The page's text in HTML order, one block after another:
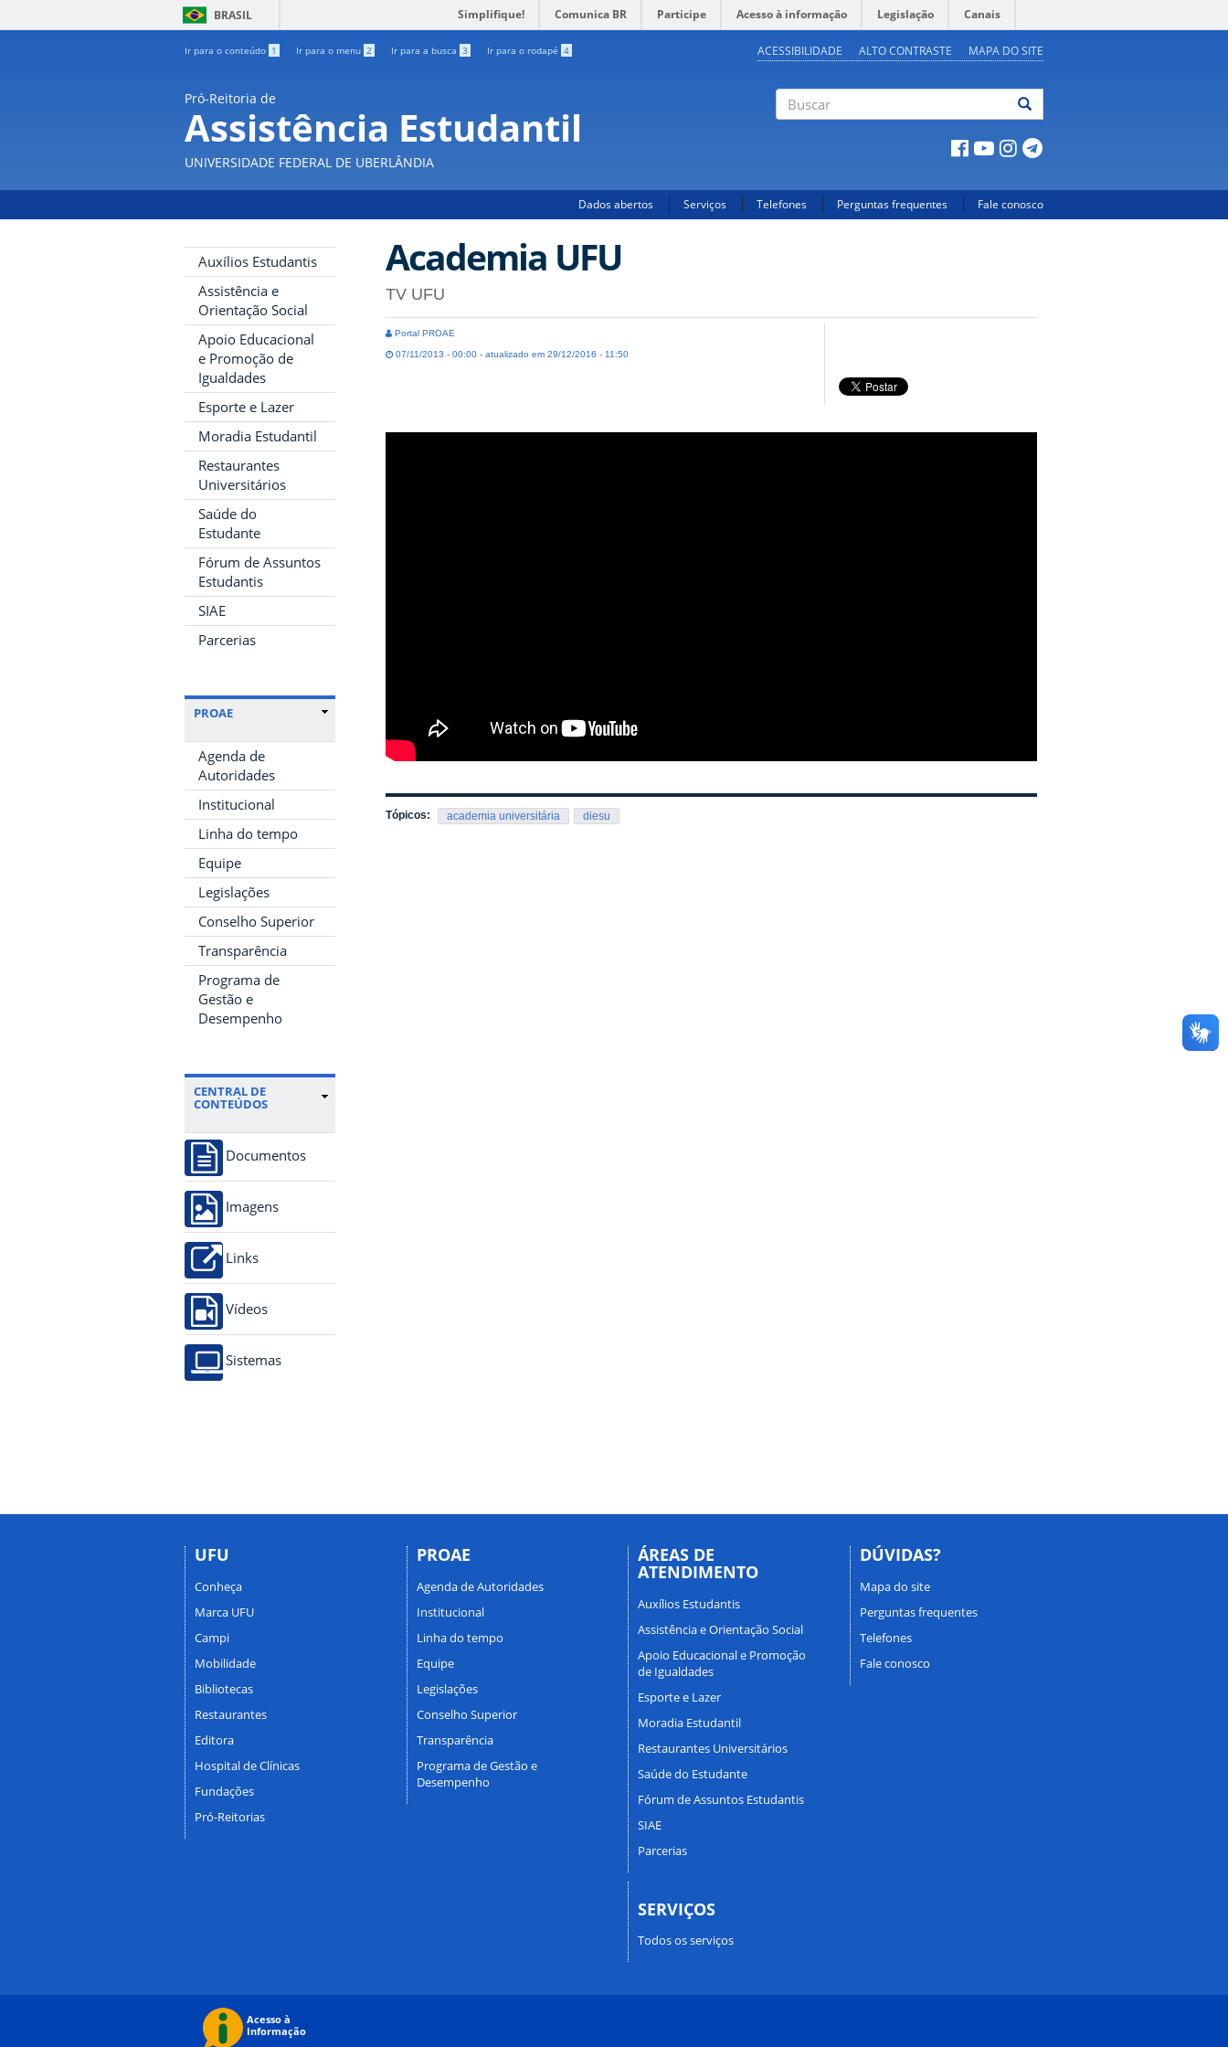
BRASIL Simplifique! Comunica BR Participe Acesso à informação Legislação Canais
Ir para o conteúdo 1 Ir para o menu 2 Ir para a busca 3 Ir para o rodapé 4 ACESSIBILIDADE ALTO CONTRASTE MAPA DO SITE
Pró-Reitoria de
Assistência Estudantil
UNIVERSIDADE FEDERAL DE UBERLÂNDIA
Dados abertos Serviços Telefones Perguntas frequentes Fale conosco
Auxílios Estudantis
Assistência e
Orientação Social
Apoio Educacional
e Promoção de
Igualdades
Esporte e Lazer
Moradia Estudantil
Restaurantes
Universitários
Saúde do
Estudante
Fórum de Assuntos
Estudantis
SIAE
Parcerias
PROAE
Agenda de
Autoridades
Institucional
Linha do tempo
Equipe
Legislações
Conselho Superior
Transparência
Programa de
Gestão e
Desempenho
CENTRAL DE
CONTEÚDOS
Documentos
Imagens
Links
Vídeos
Sistemas
Academia UFU
TV UFU
Portal PROAE
07/11/2013 - 00:00 - atualizado em 29/12/2016 - 11:50
Tópicos: academia universitária diesu
UFU
Conheça
Marca UFU
Campi
Mobilidade
Bibliotecas
Restaurantes
Editora
Hospital de Clínicas
Fundações
Pró-Reitorias
PROAE
Agenda de Autoridades
Institucional
Linha do tempo
Equipe
Legislações
Conselho Superior
Transparência
Programa de Gestão e
Desempenho
ÁREAS DE
ATENDIMENTO
Auxílios Estudantis
Assistência e Orientação Social
Apoio Educacional e Promoção
de Igualdades
Esporte e Lazer
Moradia Estudantil
Restaurantes Universitários
Saúde do Estudante
Fórum de Assuntos Estudantis
SIAE
Parcerias
SERVIÇOS
Todos os serviços
DÚVIDAS?
Mapa do site
Perguntas frequentes
Telefones
Fale conosco